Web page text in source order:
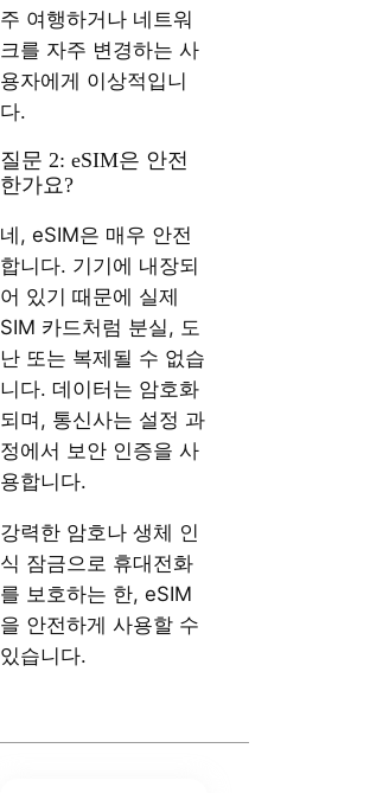
주 여행하거나 네트워
크를 자주 변경하는 사
용자에게 이상적입니
다.
질문 2: eSIM은 안전
한가요?
네, eSIM은 매우 안전
합니다. 기기에 내장되
어 있기 때문에 실제
SIM 카드처럼 분실, 도
난 또는 복제될 수 없습
니다. 데이터는 암호화
되며, 통신사는 설정 과
정에서 보안 인증을 사
용합니다.
강력한 암호나 생체 인
식 잠금으로 휴대전화
를 보호하는 한, eSIM
을 안전하게 사용할 수
있습니다.